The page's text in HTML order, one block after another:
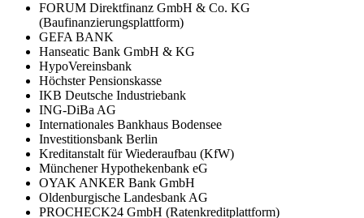
FORUM Direktfinanz GmbH & Co. KG
(Baufinanzierungsplattform)
GEFA BANK
Hanseatic Bank GmbH & KG
HypoVereinsbank
Höchster Pensionskasse
IKB Deutsche Industriebank
ING-DiBa AG
Internationales Bankhaus Bodensee
Investitionsbank Berlin
Kreditanstalt für Wiederaufbau (KfW)
Münchener Hypothekenbank eG
OYAK ANKER Bank GmbH
Oldenburgische Landesbank AG
PROCHECK24 GmbH (Ratenkreditplattform)